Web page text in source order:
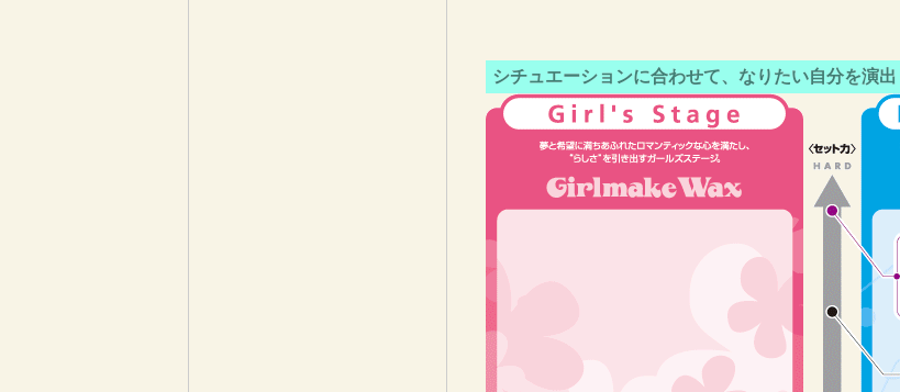
シチュエーションに合わせて、なりたい自分を演出